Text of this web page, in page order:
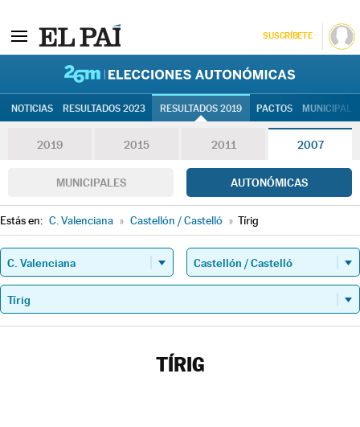
SUSCRÍBETE
NOTICIAS RESULTADOS 2023 RESULTADOS 2019 PACTOS
2019 2015 2011 2007
MUNICIPALES AUTONÓMICAS
Estás en: C. Valenciana » Castellón / Castelló » Tírig
TÍRIG